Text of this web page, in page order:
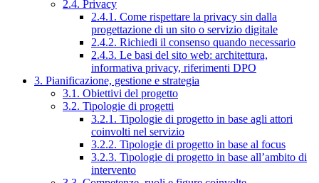
2.4. Privacy
2.4.1. Come rispettare la privacy sin dalla
progettazione di un sito o servizio digitale
2.4.2. Richiedi il consenso quando necessario
2.4.3. Le basi del sito web: architettura,
informativa privacy, riferimenti DPO
3. Pianificazione, gestione e strategia
3.1. Obiettivi del progetto
3.2. Tipologie di progetti
3.2.1. Tipologie di progetto in base agli attori
coinvolti nel servizio
3.2.2. Tipologie di progetto in base al focus
3.2.3. Tipologie di progetto in base all’ambito di
intervento